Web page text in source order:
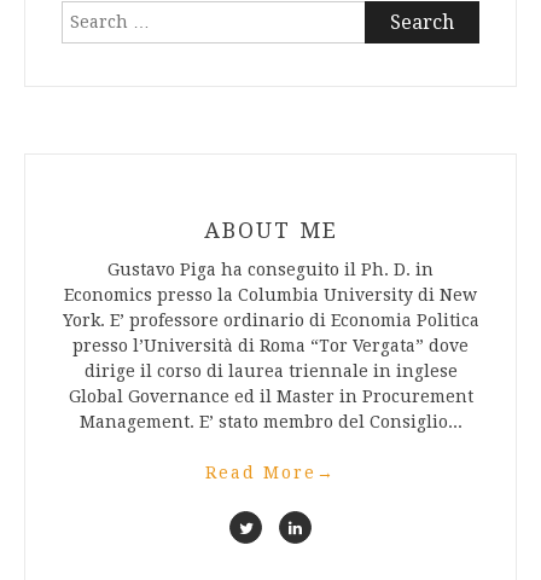
Search
for:
ABOUT ME
Gustavo Piga ha conseguito il Ph. D. in
Economics presso la Columbia University di New
York. E’ professore ordinario di Economia Politica
presso l’Università di Roma “Tor Vergata” dove
dirige il corso di laurea triennale in inglese
Global Governance ed il Master in Procurement
Management. E’ stato membro del Consiglio...
Read More →